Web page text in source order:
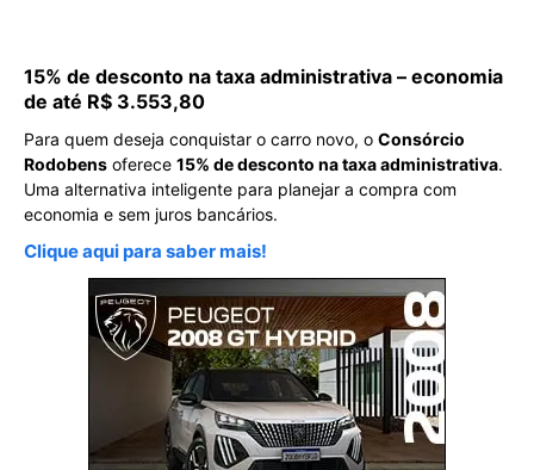
15% de desconto na taxa administrativa – economia
de até R$ 3.553,80
Para quem deseja conquistar o carro novo, o Consórcio
Rodobens oferece 15% de desconto na taxa administrativa.
Uma alternativa inteligente para planejar a compra com
economia e sem juros bancários.
Clique aqui para saber mais!